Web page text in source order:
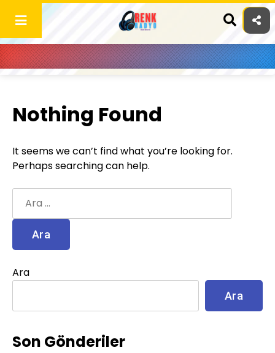
content
Nothing Found
It seems we can’t find what you’re looking for.
Perhaps searching can help.
Ara
Ara
Son Gönderiler